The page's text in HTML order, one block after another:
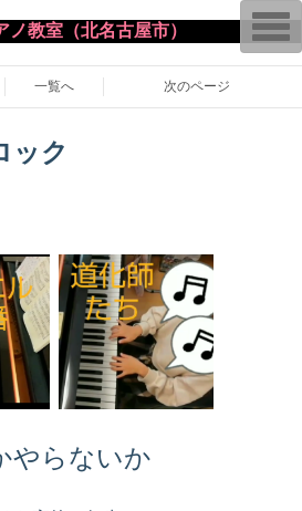
ノ教室（北名古屋市）
一覧へ 次のページ
ック
やらないか
T
o
g
g